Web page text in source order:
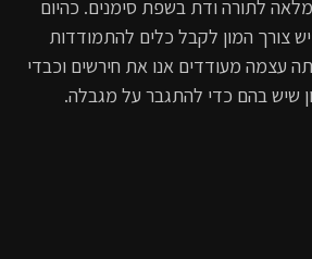
לכבוד ראש השנה!
החדשות בשפת הסימנים
לשעבר שירלי פינטו קדוש,
לתורה ודת בשפת סימנים. כהיום
צורך המון לקבל כלים להתמודדות
עצמה מעודדים אנו את חירשים וכבדי
שיש בהם כדי להתגבר על מגבלה.